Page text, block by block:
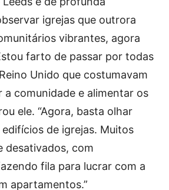
igrejas que outrora
vibrantes, agora
farto de passar por todas
Unido que costumavam
a comunidade e alimentar os
ele. “Agora, basta olhar
edifícios de igrejas. Muitos
desativados, com
fila para lucrar com a
apartamentos.”